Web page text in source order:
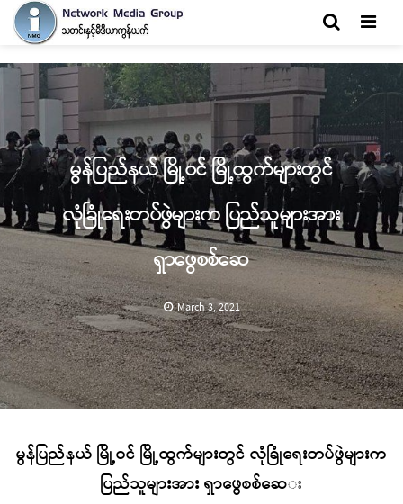
မွန်ပြည်နယ် မြို့ဝင် မြို့ထွက်များတွင်
လုံခြုံရေးတပ်ဖွဲများက ပြည်သူများအား
ရှာဖွေစစ်ဆေ
March 3, 2021
မွန်ပြည်နယ် မြို့ဝင် မြို့ထွက်များတွင် လုံခြုံရေးတပ်ဖွဲများက
ပြည်သူများအား ရှာဖွေစစ်ဆေး